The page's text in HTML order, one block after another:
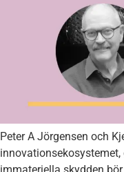
Peter A Jörgensen och